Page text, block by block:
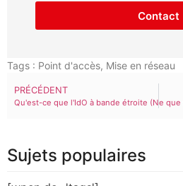
Contact
Tags : Point d'accès, Mise en réseau
Qu'est-ce que
PRÉCÉDENT
Qu'est-ce que l'IdO à bande étroite (NB-IoT)
Sujets populaires